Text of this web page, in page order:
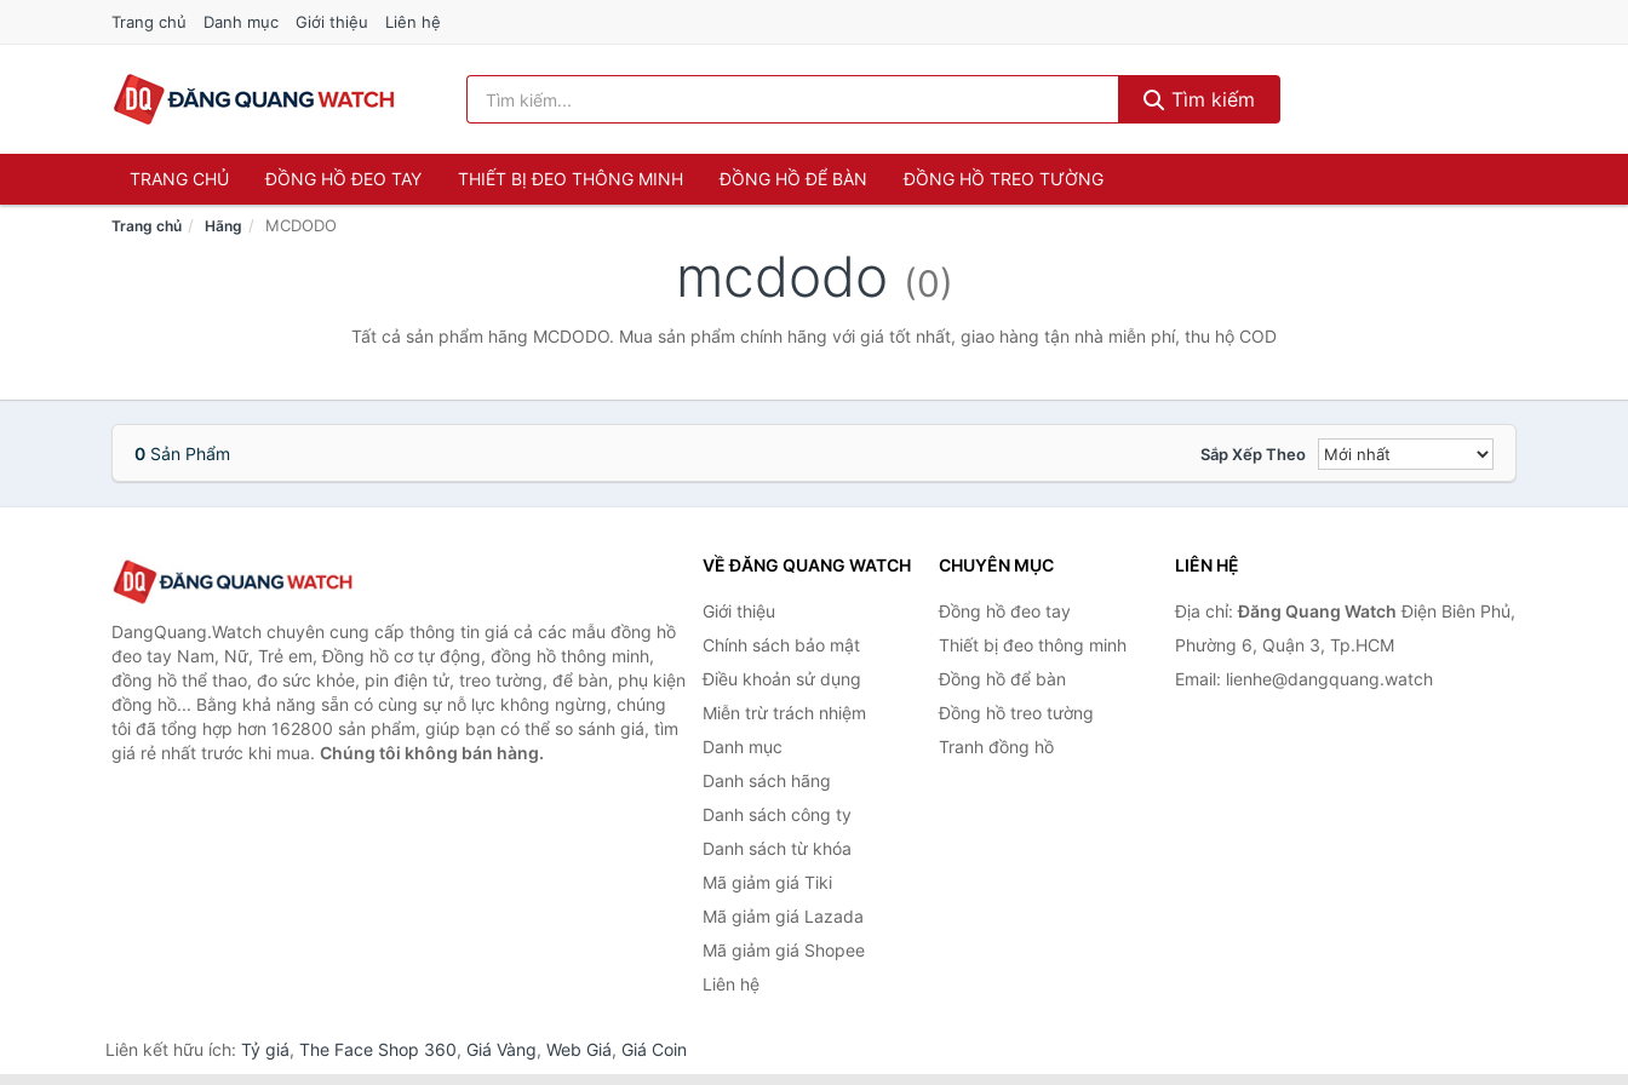
Trang chủ Danh mục Giới thiệu Liên hệ
Tìm kiếm
TRANG CHỦ ĐỒNG HỒ ĐEO TAY THIẾT BỊ ĐEO THÔNG MINH ĐỒNG HỒ ĐỂ BÀN ĐỒNG HỒ TREO TƯỜNG
Trang chủ Hãng MCDODO
mcdodo (0)
Tất cả sản phẩm hãng MCDODO. Mua sản phẩm chính hãng với giá tốt nhất, giao hàng tận nhà miễn phí, thu hộ COD
0 Sản Phẩm Sắp Xếp Theo
DangQuang.Watch chuyên cung cấp thông tin giá cả các mẫu đồng hồ
đeo tay Nam, Nữ, Trẻ em, Đồng hồ cơ tự động, đồng hồ thông minh,
đồng hồ thể thao, đo sức khỏe, pin điện tử, treo tường, để bàn, phụ kiện
đồng hồ... Bằng khả năng sẵn có cùng sự nỗ lực không ngừng, chúng
tôi đã tổng hợp hơn 162800 sản phẩm, giúp bạn có thể so sánh giá, tìm
giá rẻ nhất trước khi mua. Chúng tôi không bán hàng.
VỀ ĐĂNG QUANG WATCH
Giới thiệu
Chính sách bảo mật
Điều khoản sử dụng
Miễn trừ trách nhiệm
Danh mục
Danh sách hãng
Danh sách công ty
Danh sách từ khóa
Mã giảm giá Tiki
Mã giảm giá Lazada
Mã giảm giá Shopee
Liên hệ
CHUYÊN MỤC
Đồng hồ đeo tay
Thiết bị đeo thông minh
Đồng hồ để bàn
Đồng hồ treo tường
Tranh đồng hồ
LIÊN HỆ
Địa chỉ:Đăng Quang Watch Điện Biên Phủ,
Phường 6, Quận 3, Tp.HCM
Email: lienhe@dangquang.watch
Liên kết hữu ích: Tỷ giá, The Face Shop 360, Giá Vàng, Web Giá, Giá Coin